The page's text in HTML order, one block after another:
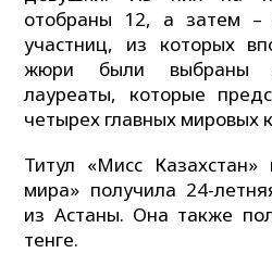
отобраны 12, а затем –
участниц, из которых
жюри были выбраны
лауреаты, которые
четырех главных мировых
Титул «Мисс
мира» получила 24-
из Астаны. Она также
тенге.